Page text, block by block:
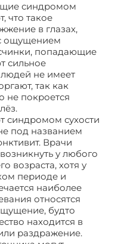
синдромом
что такое
в глазах,
ощущением
попадающие
сильное
не имеет
так как
не покроется
синдромом сухости
под названием
Врачи
у любого
возраста, хотя у
периоде и
наиболее
относятся
будто
находится в
раздражение.